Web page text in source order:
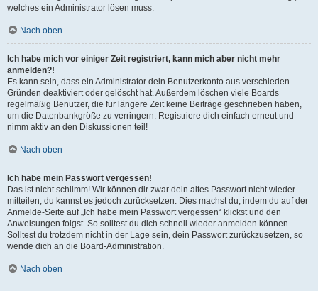
welches ein Administrator lösen muss.
Nach oben
Ich habe mich vor einiger Zeit registriert, kann mich aber nicht mehr
anmelden?!
Es kann sein, dass ein Administrator dein Benutzerkonto aus verschieden
Gründen deaktiviert oder gelöscht hat. Außerdem löschen viele Boards
regelmäßig Benutzer, die für längere Zeit keine Beiträge geschrieben haben,
um die Datenbankgröße zu verringern. Registriere dich einfach erneut und
nimm aktiv an den Diskussionen teil!
Nach oben
Ich habe mein Passwort vergessen!
Das ist nicht schlimm! Wir können dir zwar dein altes Passwort nicht wieder
mitteilen, du kannst es jedoch zurücksetzen. Dies machst du, indem du auf der
Anmelde-Seite auf „Ich habe mein Passwort vergessen“ klickst und den
Anweisungen folgst. So solltest du dich schnell wieder anmelden können.
Solltest du trotzdem nicht in der Lage sein, dein Passwort zurückzusetzen, so
wende dich an die Board-Administration.
Nach oben